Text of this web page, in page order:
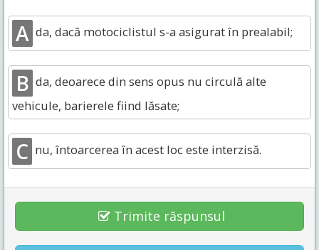
A da, dacă motociclistul s-a asigurat în prealabil;
B da, deoarece din sens opus nu circulă alte
vehicule, barierele fiind lăsate;
C nu, întoarcerea în acest loc este interzisă.
Trimite răspunsul